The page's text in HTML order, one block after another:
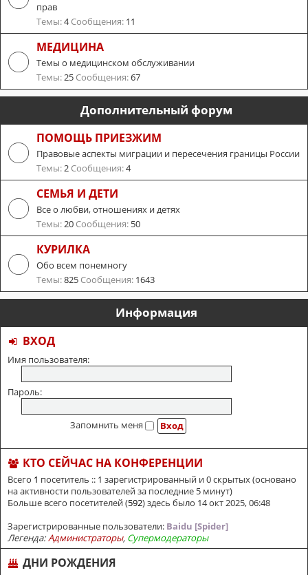
прав
Темы:4Сообщения: 11
МЕДИЦИНА
Темы о медицинском обслуживании
Темы:25 Сообщения:67
Дополнительный форум
ПОМОЩЬ ПРИЕЗЖИМ
Правовые аспекты миграции и пересечения границы России
Темы:2 Сообщения:4
СЕМЬЯ И ДЕТИ
Все о любви, отношениях и детях
Темы:20 Сообщения: 50
КУРИЛКА
Обо всем понемногу
Темы:825 Сообщения: 1643
Информация
ВХОД
Имя пользователя:
Пароль:
Запомнить меня
КТО СЕЙЧАС НА КОНФЕРЕНЦИИ
Всего 1 посетитель :: 1 зарегистрированный и 0 скрытых (основано
на активности пользователей за последние 5 минут)
Больше всего посетителей (592) здесь было 14 окт 2025, 06:48
Зарегистрированные пользователи: Baidu [Spider]
Легенда:Администраторы, Супермодераторы
ДНИ РОЖДЕНИЯ